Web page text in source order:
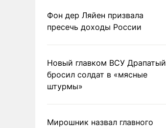
Фон дер Ляйен призвала
пресечь доходы России
Новый главком ВСУ Драпатый
бросил солдат в «мясные
штурмы»
Мирошник назвал главного